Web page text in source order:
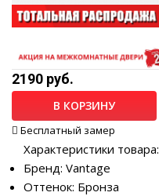
2190 руб.
В КОРЗИНУ
Бесплатный замер
Характеристики товара:
Бренд: Vantage
Оттенок: Бронза